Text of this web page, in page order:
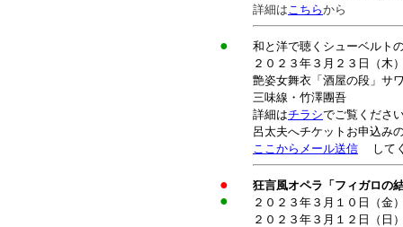
詳細はこちらから
●
和と洋で聴くシューベルト
２０２３年３月２３日（木
艶姿女舞衣「酒屋の段」サ
三味線・竹澤團吾
詳細はチラシでご覧くださ
呂太夫へチケットお申込み
ここからメール送信 して
●
●
狂言風オペラ「フィガロの
２０２３年３月１０日（
２０２３年３月１２日（